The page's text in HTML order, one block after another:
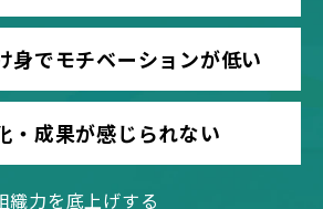
身でモチベーションが低い
・成果が感じられない
織力を底上げする